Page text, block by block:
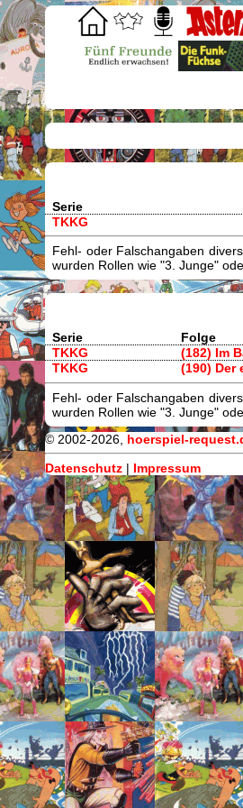
Serie
TKKG
Fehl- oder Falschangaben
wurden Rollen wie "3. Junge"
Serie Folge
TKKG
(182) Im
TKKG
(190) Der
Fehl- oder Falschangaben
wurden Rollen wie "3. Junge"
© 2002-2026, hoerspiel-
Datenschutz | Impressum